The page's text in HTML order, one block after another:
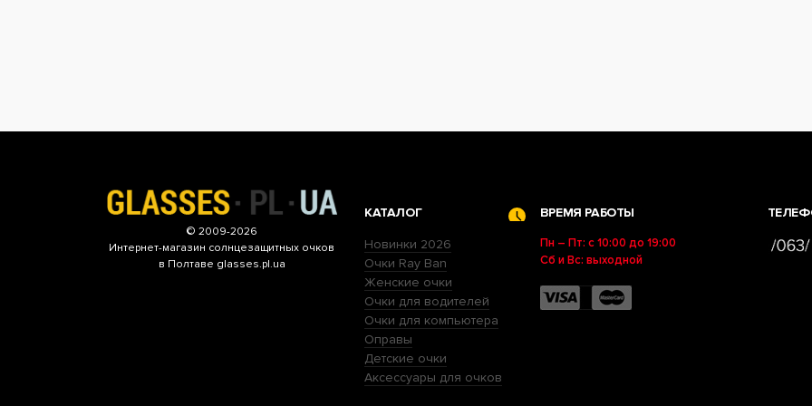
© 2009-2026
Интернет-магазин солнцезащитных очков
в Полтаве glasses.pl.ua
КАТАЛОГ
Новинки 2026
Очки Ray Ban
Женские очки
Очки для водителей
Очки для компьютера
Оправы
Детские очки
Аксессуары для очков
ВРЕМЯ РАБОТЫ
Пн – Пт: с 10:00 до 19:00
Сб и Вс: выходной